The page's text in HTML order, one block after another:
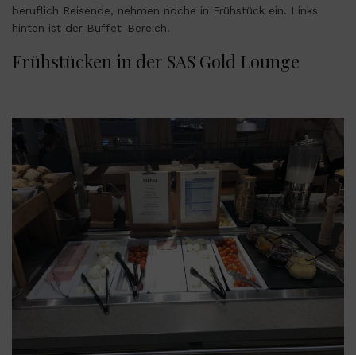
beruflich Reisende, nehmen noche in Frühstück ein. Links
hinten ist der Buffet-Bereich.
Frühstücken in der SAS Gold Lounge